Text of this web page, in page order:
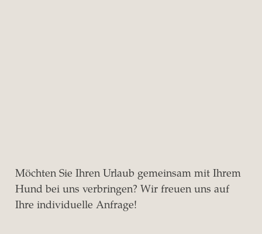
Möchten Sie Ihren Urlaub gemeinsam mit Ihrem
Hund bei uns verbringen? Wir freuen uns auf
Ihre individuelle Anfrage!